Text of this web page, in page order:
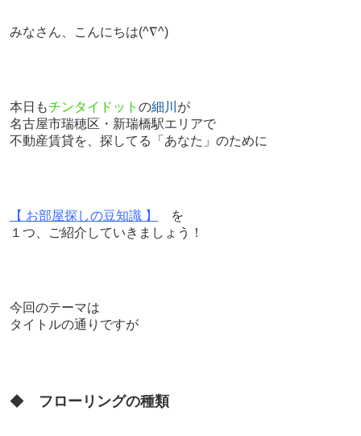
みなさん、こんにちは(^∇^)
本日もチンタイドット の細川 が
名古屋市瑞穂区・新瑞橋駅エリアで
不動産賃貸を、探してる「あなた」のために
【 お部屋探しの豆知識 】
を
１つ、ご紹介していきましょう！
今回のテーマは
タイトルの通りですが
◆ フローリングの種類